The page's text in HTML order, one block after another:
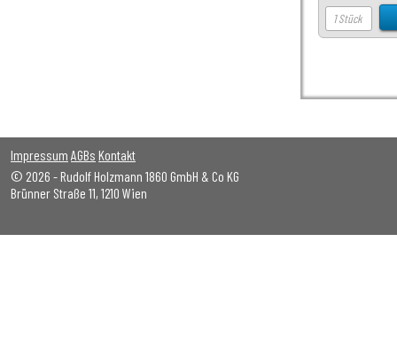
Impressum AGBs Kontakt
© 2026 - Rudolf Holzmann 1860 GmbH & Co KG
Brünner Straße 11, 1210 Wien